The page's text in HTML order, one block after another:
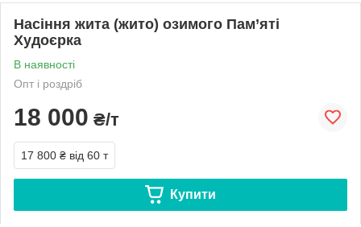
Насіння жита (жито) озимого Пам’яті
Худоєрка
В наявності
Опт і роздріб
18 000 ₴/т
17 800 ₴ від 60 т
Купити